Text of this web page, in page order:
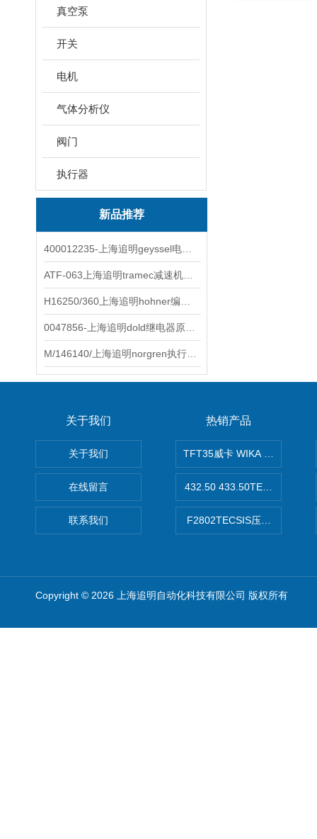
真空泵
开关
电机
气体分析仪
阀门
执行器
新品推荐
关于我们
关于我们
在线留言
联系我们
热销产品
TFT35威卡 WIKA Tecsis 温
432.50 433.50TECSIS压力表
F2802TECSIS压力传感器
Copyright © 2026 上海追明自动化科技有限公司 版权所有